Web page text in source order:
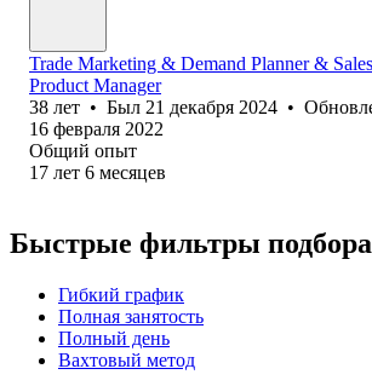
Trade Marketing & Demand Planner &
Product Manager
38 лет • Был 21 декабря 2024 •
16 февраля 2022
Общий опыт
17 лет 6 месяцев
Быстрые фильтры
Гибкий график
Полная занятость
Полный день
Вахтовый метод